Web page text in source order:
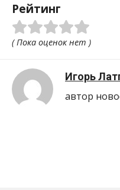
Рейтинг
( Пока оценок нет )
Игорь
автор